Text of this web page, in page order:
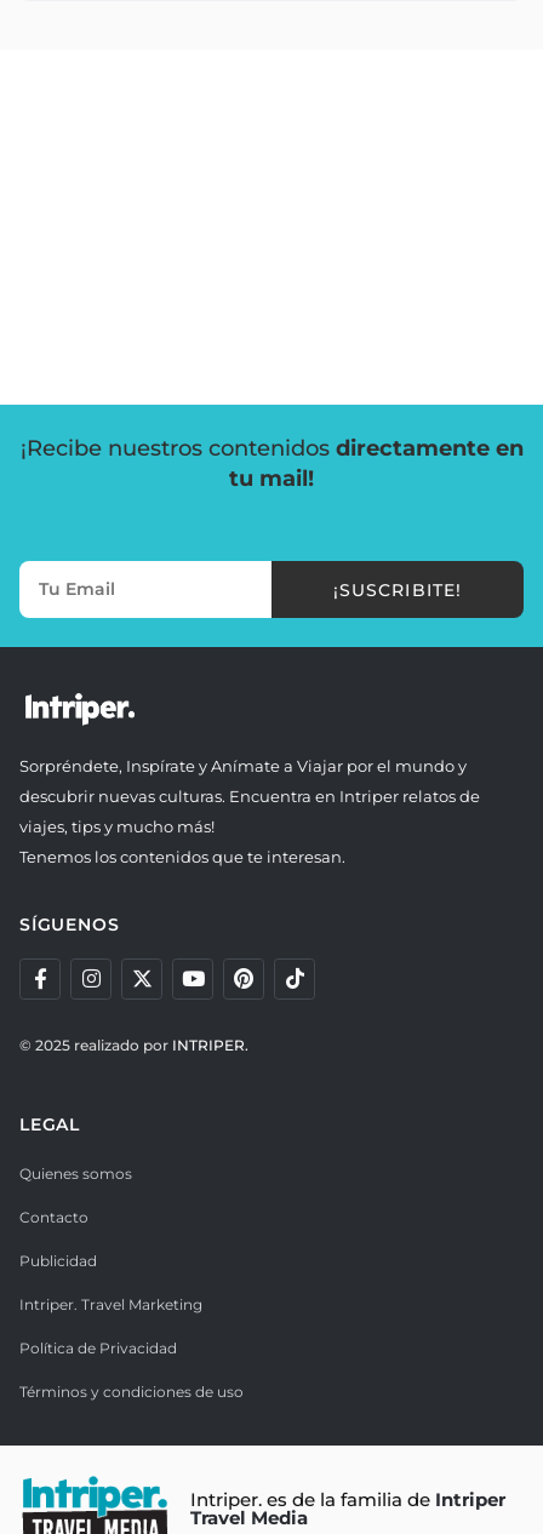
¡Recibe nuestros contenidos directamente en
tu mail!
¡SUSCRIBITE!
Sorpréndete, Inspírate y Anímate a Viajar por el mundo y
descubrir nuevas culturas. Encuentra en Intriper relatos de
viajes, tips y mucho más!
Tenemos los contenidos que te interesan.
SÍGUENOS
© 2025 realizado por INTRIPER.
LEGAL
Quienes somos
Contacto
Publicidad
Intriper. Travel Marketing
Política de Privacidad
Términos y condiciones de uso
Intriper. es de la familia de Intriper
Travel Media